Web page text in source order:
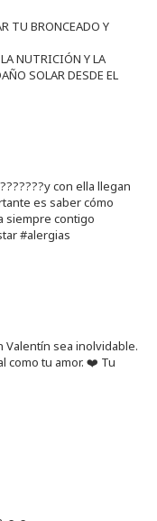
TU BRONCEADO Y
NUTRICIÓN Y LA
SOLAR DESDE EL
con ella llegan
es saber cómo
siempre contigo
#alergias
Valentín sea inolvidable.
como tu amor. ❤️ Tu